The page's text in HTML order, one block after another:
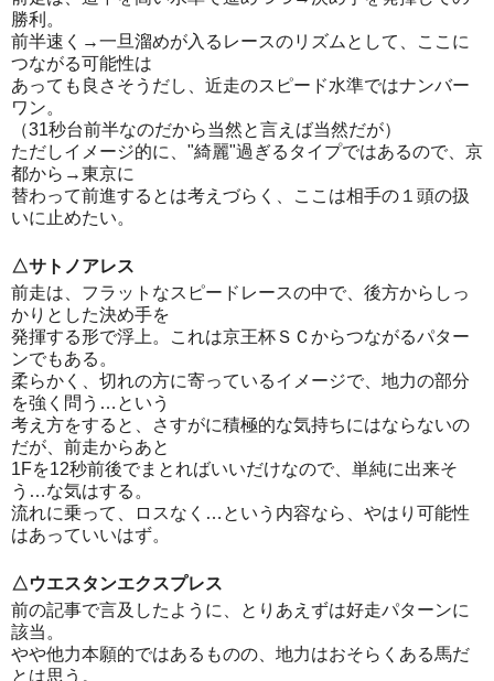
勝利。
前半速く→一旦溜めが入るレースのリズムとして、ここに
つながる可能性は
あっても良さそうだし、近走のスピード水準ではナンバー
ワン。
（31秒台前半なのだから当然と言えば当然だが）
ただしイメージ的に、"綺麗"過ぎるタイプではあるので、京
都から→東京に
替わって前進するとは考えづらく、ここは相手の１頭の扱
いに止めたい。
△サトノアレス
前走は、フラットなスピードレースの中で、後方からしっ
かりとした決め手を
発揮する形で浮上。これは京王杯ＳＣからつながるパター
ンでもある。
柔らかく、切れの方に寄っているイメージで、地力の部分
を強く問う…という
考え方をすると、さすがに積極的な気持ちにはならないの
だが、前走からあと
1Fを12秒前後でまとればいいだけなので、単純に出来そ
う…な気はする。
流れに乗って、ロスなく…という内容なら、やはり可能性
はあっていいはず。
△ウエスタンエクスプレス
前の記事で言及したように、とりあえずは好走パターンに
該当。
やや他力本願的ではあるものの、地力はおそらくある馬だ
とは思う。